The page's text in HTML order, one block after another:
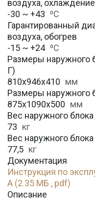
воздуха, охлаждение
-30 ~ +43 ⁰С
Гарантированный
воздуха, обогрев
-15 ~ +24 ⁰С
Размеры наружного
Г)
810x946x410 мм
Размеры наружного
875x1090x500 мм
Вес наружного
73 кг
Вес наружного блока
77,5 кг
Документация
Инструкция по
A (2.35 МБ , pdf)
Описание